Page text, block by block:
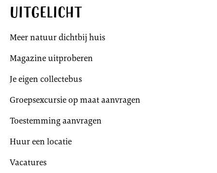
Uitgelicht
Meer natuur dichtbij huis
Magazine uitproberen
Je eigen collectebus
Groepsexcursie op maat aanvragen
Toestemming aanvragen
Huur een locatie
Vacatures